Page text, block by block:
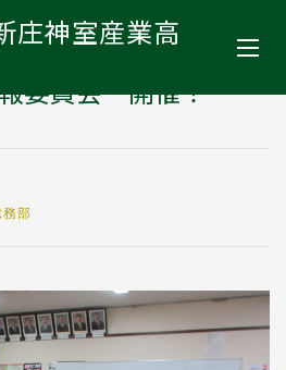
庄神室産業高
委員会 開催！
務部